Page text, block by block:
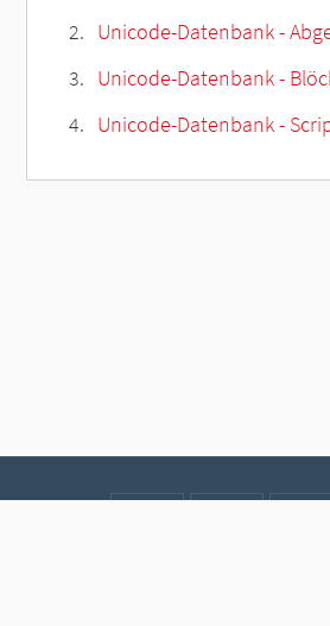
Unicode-Datenbank -
Unicode-Datenbank -
Unicode-Datenbank -